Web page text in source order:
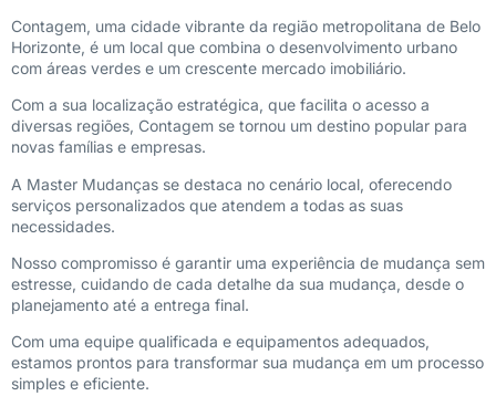
Contagem, uma cidade vibrante da região metropolitana de Belo
Horizonte, é um local que combina o desenvolvimento urbano
com áreas verdes e um crescente mercado imobiliário.
Com a sua localização estratégica, que facilita o acesso a
diversas regiões, Contagem se tornou um destino popular para
novas famílias e empresas.
A Master Mudanças se destaca no cenário local, oferecendo
serviços personalizados que atendem a todas as suas
necessidades.
Nosso compromisso é garantir uma experiência de mudança sem
estresse, cuidando de cada detalhe da sua mudança, desde o
planejamento até a entrega final.
Com uma equipe qualificada e equipamentos adequados,
estamos prontos para transformar sua mudança em um processo
simples e eficiente.